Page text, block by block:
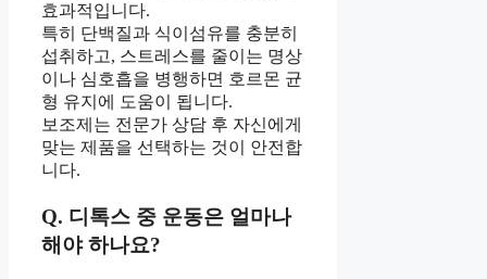
효과적입니다.
특히 단백질과 식이섬유를 충분히
섭취하고, 스트레스를 줄이는 명상
이나 심호흡을 병행하면 호르몬 균
형 유지에 도움이 됩니다.
보조제는 전문가 상담 후 자신에게
맞는 제품을 선택하는 것이 안전합
니다.
Q. 디톡스 중 운동은 얼마나
해야 하나요?